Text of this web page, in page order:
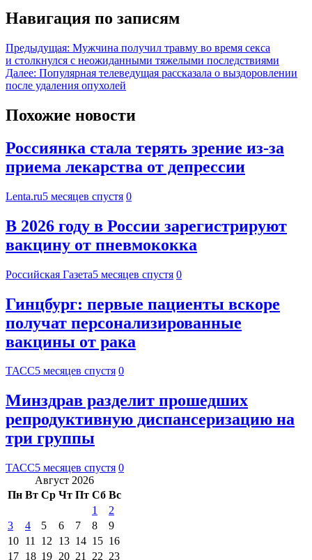
Навигация по записям
Предыдущая: Мужчина получил травму во время секса
и столкнулся с неожиданными тяжелыми последствиями
Далее: Популярная телеведущая рассказала о выздоровлении
после удаления опухолей
Похожие новости
Россиянка стала терять зрение из-за
приема лекарства от депрессии
Lenta.ru5 месяцев спустя 0
В 2026 году в России зарегистрируют
вакцину от пневмококка
Российская Газета5 месяцев спустя 0
Гинцбург: первые пациенты вскоре
получат персонализированные
вакцины от рака
ТАСС5 месяцев спустя 0
Минздрав разделит прошедших
репродуктивную диспансеризацию на
три группы
ТАСС5 месяцев спустя 0
Август 2026
Пн Вт Ср Чт Пт Сб Вс
1
2
3
4 5 6 7 8
9
10 11 12 13 14 15 16
17 18 19 20 21 22 23